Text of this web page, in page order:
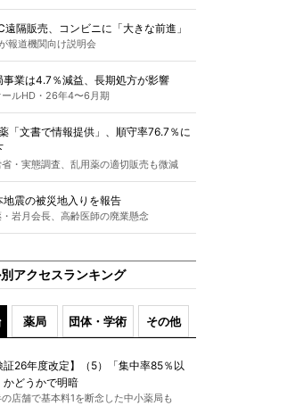
遠隔販売、コンビニに「大きな前進」
報道機関向け説明会
事業は4.7％減益、長期処方が影響
ールHD・26年4〜6月期
「文書で情報提供」、順守率76.7％に
省・実態調査、乱用薬の適切販売も微減
地震の被災地入りを報告
・岩月会長、高齢医師の廃業懸念
アクセスランキング
薬局 団体・学術 その他
証26年度改定】（5）「集中率85％以
かどうかで明暗
店舗で基本料1を断念した中小薬局も